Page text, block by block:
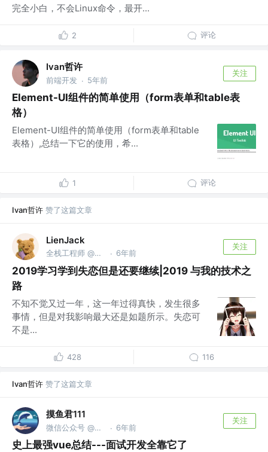
完全小白，不会Linux命令，最开...
2 评论
Ivan哲许
前端开发 · 5年前
关注
Element-UI组件的简单使用（form表单和table表
格）
Element-UI组件的简单使用（form表单和table
表格）,总结一下它的使用，希...
1 评论
Ivan哲许 赞了这篇文章
LienJack
全栈工程师 @前字节CapCut · 6年前
关注
2019学习学到失恋但是还要继续|2019 与我的技术之
路
不知不觉又过一年，这一年过得真快，发生很多
事情，但是对我影响最大还是如题所示。失恋可
不是...
428 116
Ivan哲许 赞了这篇文章
摸鱼君111
微信公众号 @码农爱摸鱼 · 6年前
关注
史上最强vue总结---面试开发全靠它了